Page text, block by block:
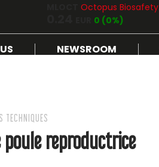
Octopus Biosafety
0 (0%)
NEWSROOM
TECHNIQUES
poule reproductrice